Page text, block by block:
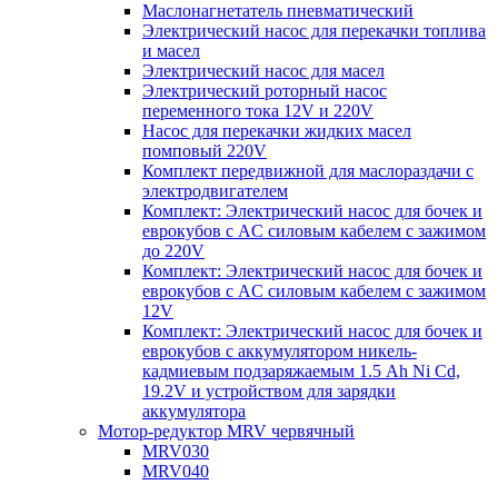
Маслонагнетатель пневматический
Электрический насос для перекачки топлива
и масел
Электрический насос для масел
Электрический роторный насос
переменного тока 12V и 220V
Насос для перекачки жидких масел
помповый 220V
Комплект передвижной для маслораздачи с
электродвигателем
Комплект: Электрический насос для бочек и
еврокубов с AC силовым кабелем с зажимом
до 220V
Комплект: Электрический насос для бочек и
еврокубов с AC силовым кабелем с зажимом
12V
Комплект: Электрический насос для бочек и
еврокубов с аккумулятором никель-
кадмиевым подзаряжаемым 1.5 Ah Ni Cd,
19.2V и устройством для зарядки
аккумулятора
Мотор-редуктор MRV червячный
MRV030
MRV040